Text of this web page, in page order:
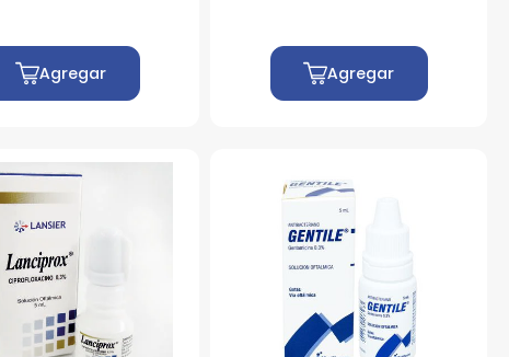
Agregar Agregar